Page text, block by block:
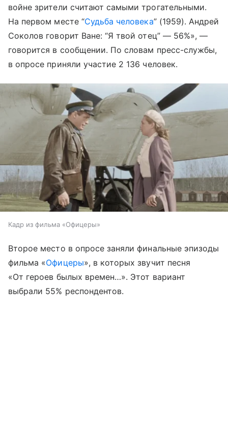
войне зрители считают самыми трогательными.
На первом месте “Судьба человека” (1959). Андрей
Соколов говорит Ване: “Я твой отец” — 56%», —
говорится в сообщении. По словам пресс-службы,
в опросе приняли участие 2 136 человек.
Кадр из фильма «Офицеры»
Второе место в опросе заняли финальные эпизоды
фильма «Офицеры», в которых звучит песня
«От героев былых времен…». Этот вариант
выбрали 55% респондентов.